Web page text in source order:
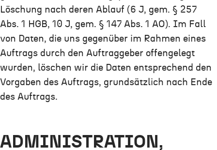
Löschung nach deren Ablauf (6 J, gem. § 257
Abs. 1 HGB, 10 J, gem. § 147 Abs. 1 AO). Im Fall
von Daten, die uns gegenüber im Rahmen eines
Auftrags durch den Auftraggeber offengelegt
wurden, löschen wir die Daten entsprechend den
Vorgaben des Auftrags, grundsätzlich nach Ende
des Auftrags.
ADMINISTRATION,